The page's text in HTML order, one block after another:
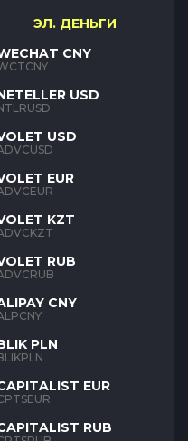
ЭЛ. ДЕНЬГИ
CNY
USD
USD
EUR
KZT
RUB
CNY
PLN
EUR
RUB